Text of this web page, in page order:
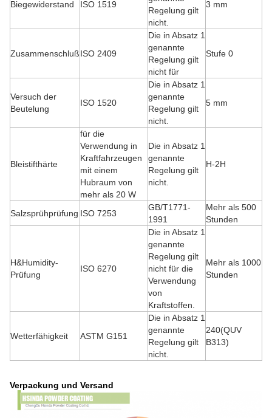
Biegewiderstand ISO 1519
Regelung gilt
nicht.
3 mm
ZusammenschlußISO 2409
Die in Absatz 1
genannte
Regelung gilt
nicht für
Stufe 0
Versuch der
Beutelung
ISO 1520
Die in Absatz 1
genannte
Regelung gilt
nicht.
5 mm
Bleistifthärte
für die
Verwendung in
Kraftfahrzeugen
mit einem
Hubraum von
mehr als 20 W
Die in Absatz 1
genannte
Regelung gilt
nicht.
H-2H
Salzsprühprüfung ISO 7253
GB/T1771-
1991
Mehr als 500
Stunden
H&Humidity-
Prüfung
ISO 6270
Die in Absatz 1
genannte
Regelung gilt
nicht für die
Verwendung
von
Kraftstoffen.
Mehr als 1000
Stunden
Wetterfähigkeit ASTM G151
Die in Absatz 1
genannte
Regelung gilt
nicht.
240(QUV
B313)
Verpackung und Versand